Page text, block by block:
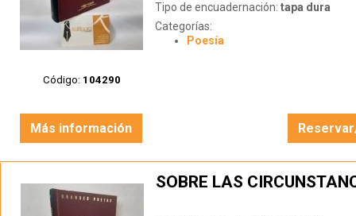
Código: 104290
Tipo de encuadernación: tapa dura
Categorías:
Poesía
Más información
SOBRE LAS